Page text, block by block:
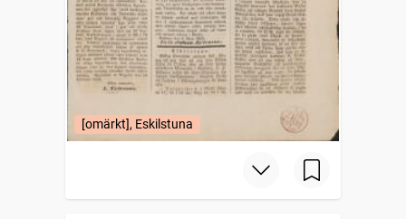
[omärkt], Eskilstuna